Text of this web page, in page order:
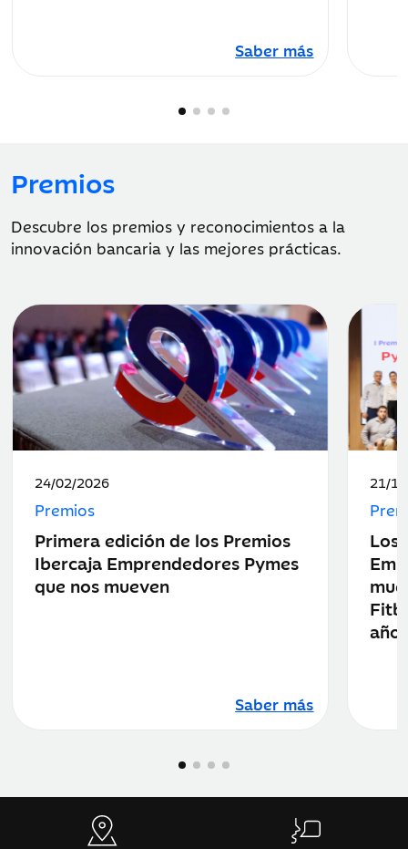
Saber más
Premios
Descubre los premios y reconocimientos a la
innovación bancaria y las mejores prácticas.
Fecha
publicación:
24/02/2026
Premios
Primera edición de los Premios
Ibercaja Emprendedores Pymes
que nos mueven
Saber más
Fecha
21/
Los
año